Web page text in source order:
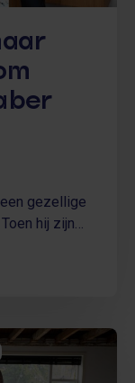
gezellige
hij zijn